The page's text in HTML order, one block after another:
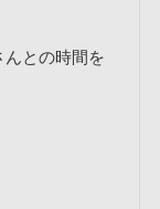
との時間を